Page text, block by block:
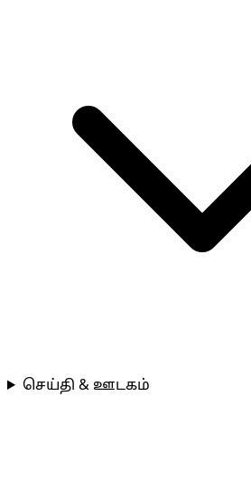
செய்தி & ஊடகம்